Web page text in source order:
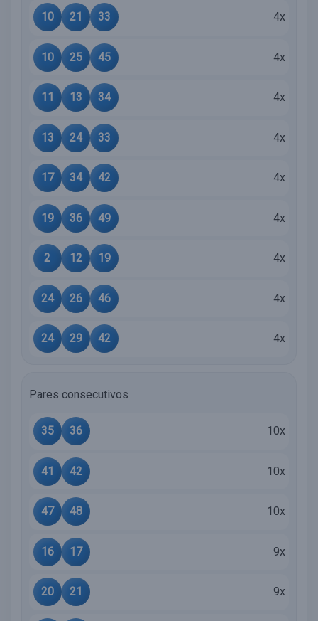
10 21 33 4x
10 25 45 4x
11 13 34 4x
13 24 33 4x
17 34 42 4x
19 36 49 4x
2 12 19 4x
24 26 46 4x
24 29 42 4x
Pares consecutivos
35 36 10x
41 42 10x
47 48 10x
16 17 9x
20 21 9x